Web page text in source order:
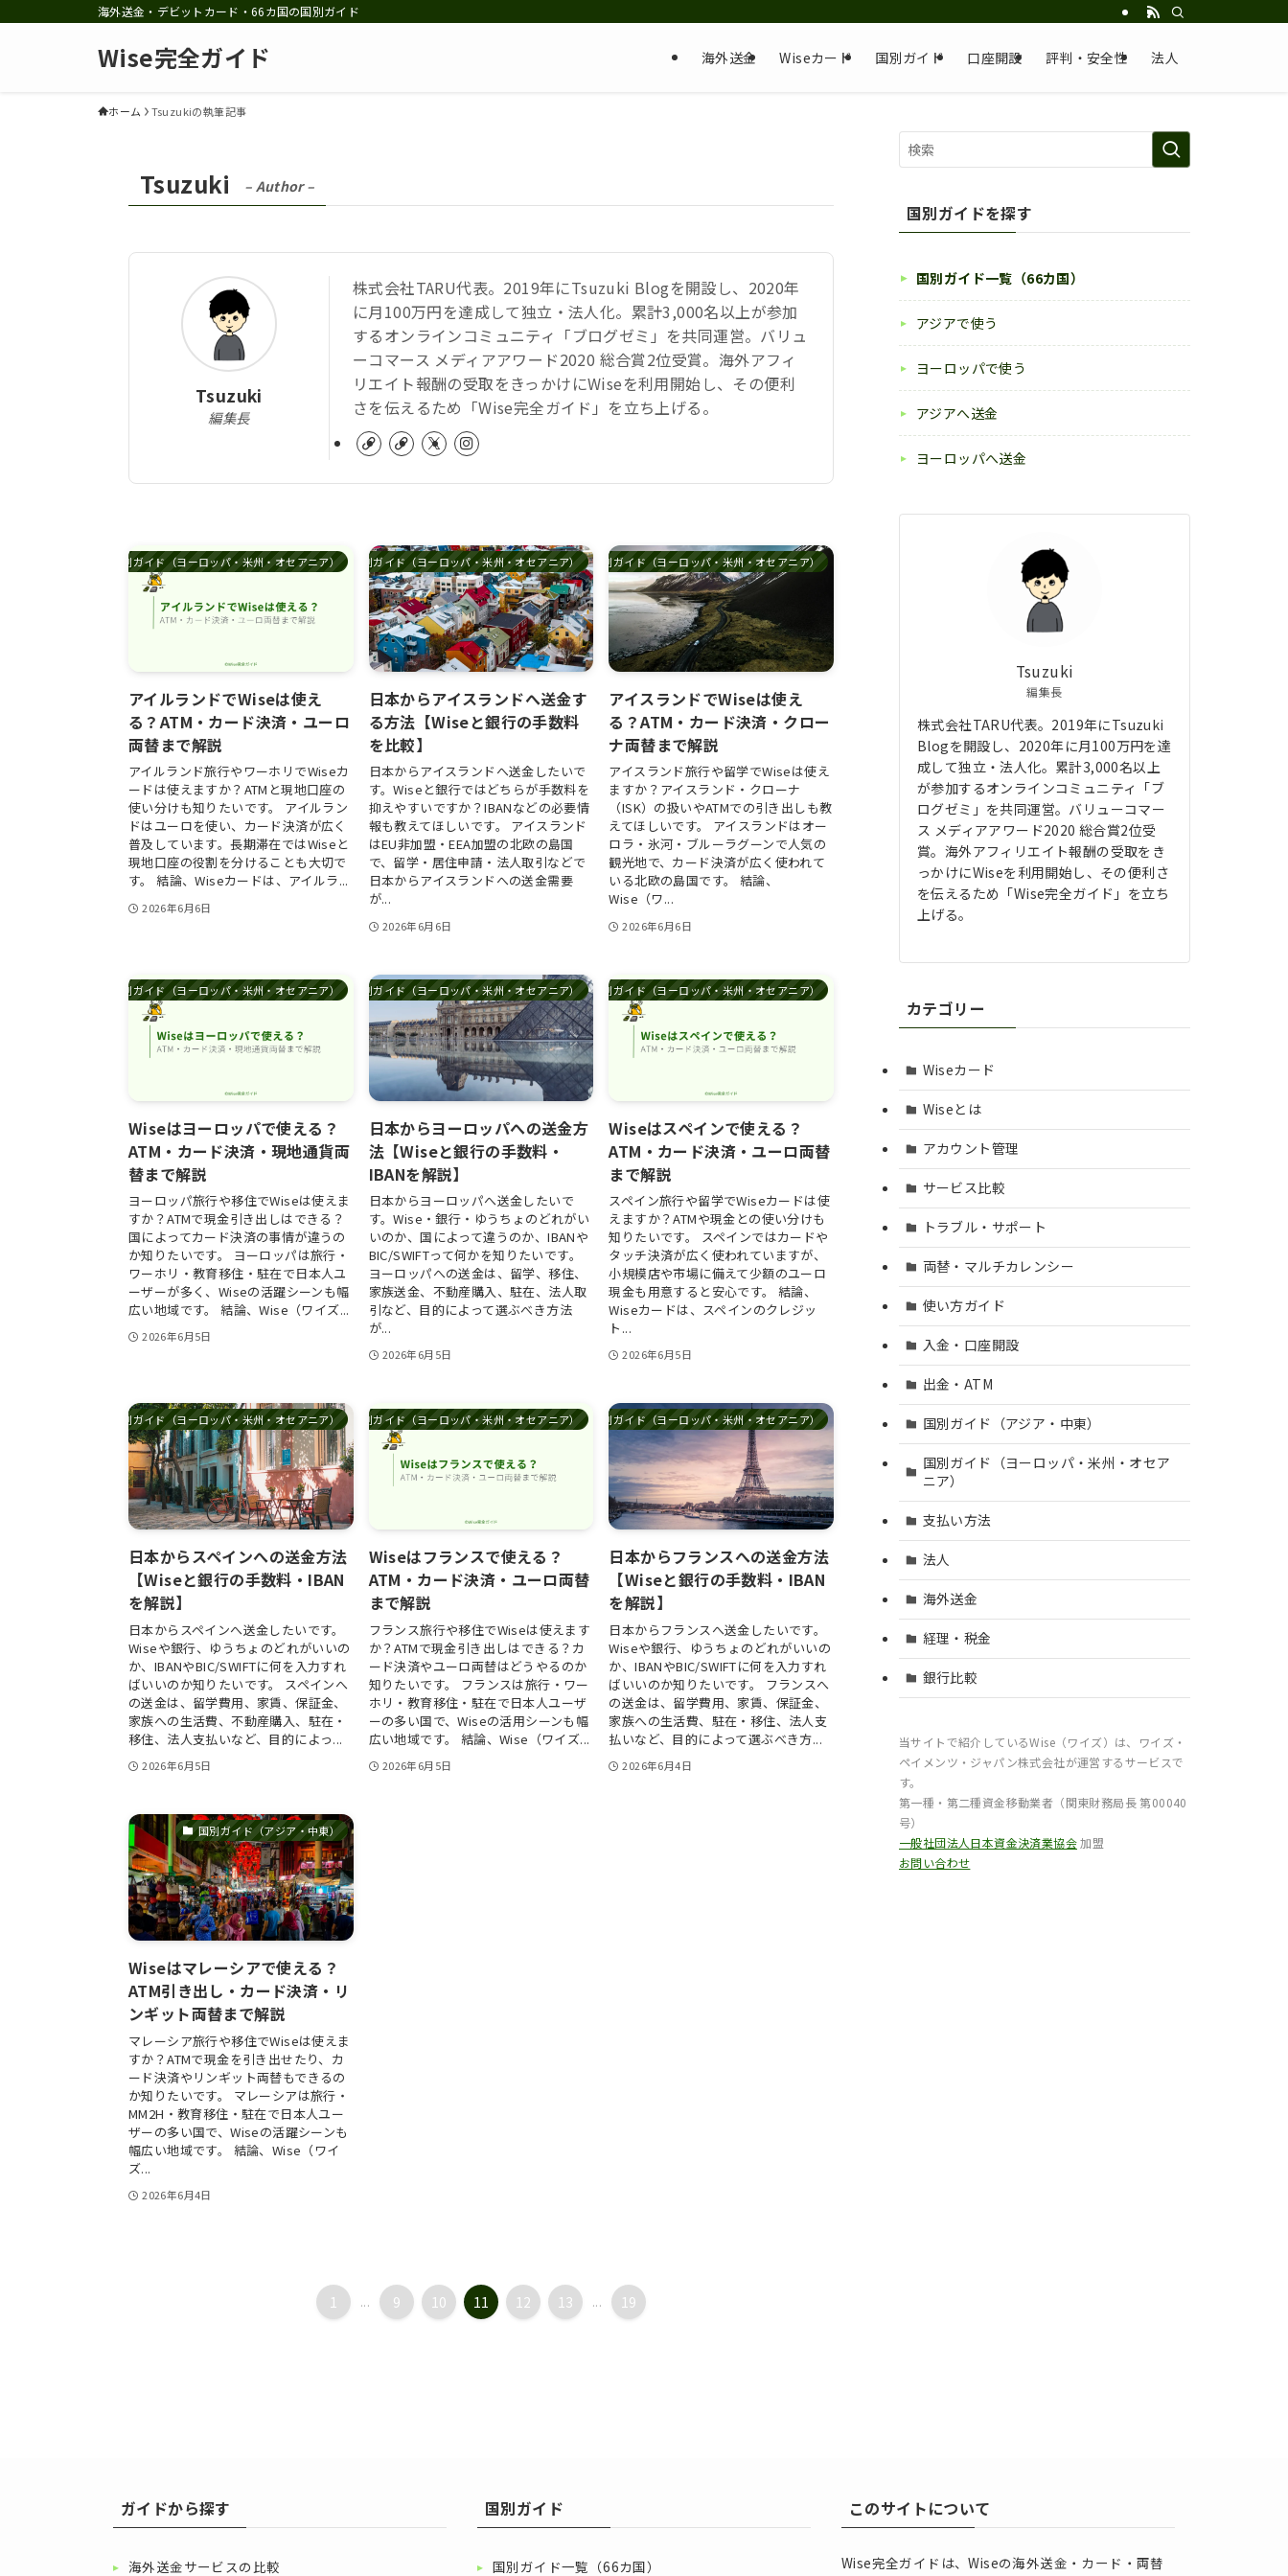
海外送金・デビットカード・66カ国の国別ガイド
Wise完全ガイド 海外送金 Wiseカード 国別ガイド 口座開設 評判・安全性 法人
ホーム Tsuzukiの執筆記事
Tsuzuki – Author –
Tsuzuki
編集長
株式会社TARU代表。2019年にTsuzuki Blogを開設し、2020年
に月100万円を達成して独立・法人化。累計3,000名以上が参加
するオンラインコミュニティ「ブログゼミ」を共同運営。バリュ
ーコマース メディアアワード2020 総合賞2位受賞。海外アフィ
リエイト報酬の受取をきっかけにWiseを利用開始し、その便利
さを伝えるため「Wise完全ガイド」を立ち上げる。
国別ガイド（ヨーロッパ・米州・オセアニア）
アイルランドでWiseは使え
る？ATM・カード決済・ユーロ
両替まで解説
アイルランド旅行やワーホリでWiseカ
ードは使えますか？ATMと現地口座の
使い分けも知りたいです。 アイルラン
ドはユーロを使い、カード決済が広く
普及しています。長期滞在ではWiseと
現地口座の役割を分けることも大切で
す。 結論、Wiseカードは、アイルラ...
2026年6月6日
国別ガイド（ヨーロッパ・米州・オセアニア）
日本からアイスランドへ送金す
る方法【Wiseと銀行の手数料
を比較】
日本からアイスランドへ送金したいで
す。Wiseと銀行ではどちらが手数料を
抑えやすいですか？IBANなどの必要情
報も教えてほしいです。 アイスランド
はEU非加盟・EEA加盟の北欧の島国
で、留学・居住申請・法人取引などで
日本からアイスランドへの送金需要
が...
2026年6月6日
国別ガイド（ヨーロッパ・米州・オセアニア）
アイスランドでWiseは使え
る？ATM・カード決済・クロー
ナ両替まで解説
アイスランド旅行や留学でWiseは使え
ますか？アイスランド・クローナ
（ISK）の扱いやATMでの引き出しも教
えてほしいです。 アイスランドはオー
ロラ・氷河・ブルーラグーンで人気の
観光地で、カード決済が広く使われて
いる北欧の島国です。 結論、
Wise（ワ...
2026年6月6日
国別ガイド（ヨーロッパ・米州・オセアニア）
Wiseはヨーロッパで使える？
ATM・カード決済・現地通貨両
替まで解説
ヨーロッパ旅行や移住でWiseは使えま
すか？ATMで現金引き出しはできる？
国によってカード決済の事情が違うの
か知りたいです。 ヨーロッパは旅行・
ワーホリ・教育移住・駐在で日本人ユ
ーザーが多く、Wiseの活躍シーンも幅
広い地域です。 結論、Wise（ワイズ...
2026年6月5日
国別ガイド（ヨーロッパ・米州・オセアニア）
日本からヨーロッパへの送金方
法【Wiseと銀行の手数料・
IBANを解説】
日本からヨーロッパへ送金したいで
す。Wise・銀行・ゆうちょのどれがい
いのか、国によって違うのか、IBANや
BIC/SWIFTって何かを知りたいです。
ヨーロッパへの送金は、留学、移住、
家族送金、不動産購入、駐在、法人取
引など、目的によって選ぶべき方法
が...
2026年6月5日
国別ガイド（ヨーロッパ・米州・オセアニア）
Wiseはスペインで使える？
ATM・カード決済・ユーロ両替
まで解説
スペイン旅行や留学でWiseカードは使
えますか？ATMや現金との使い分けも
知りたいです。 スペインではカードや
タッチ決済が広く使われていますが、
小規模店や市場に備えて少額のユーロ
現金も用意すると安心です。 結論、
Wiseカードは、スペインのクレジッ
ト...
2026年6月5日
国別ガイド（ヨーロッパ・米州・オセアニア）
日本からスペインへの送金方法
【Wiseと銀行の手数料・IBAN
を解説】
日本からスペインへ送金したいです。
Wiseや銀行、ゆうちょのどれがいいの
か、IBANやBIC/SWIFTに何を入力すれ
ばいいのか知りたいです。 スペインへ
の送金は、留学費用、家賃、保証金、
家族への生活費、不動産購入、駐在・
移住、法人支払いなど、目的によっ...
2026年6月5日
国別ガイド（ヨーロッパ・米州・オセアニア）
Wiseはフランスで使える？
ATM・カード決済・ユーロ両替
まで解説
フランス旅行や移住でWiseは使えます
か？ATMで現金引き出しはできる？カ
ード決済やユーロ両替はどうやるのか
知りたいです。 フランスは旅行・ワー
ホリ・教育移住・駐在で日本人ユーザ
ーの多い国で、Wiseの活用シーンも幅
広い地域です。 結論、Wise（ワイズ...
2026年6月5日
国別ガイド（ヨーロッパ・米州・オセアニア）
日本からフランスへの送金方法
【Wiseと銀行の手数料・IBAN
を解説】
日本からフランスへ送金したいです。
Wiseや銀行、ゆうちょのどれがいいの
か、IBANやBIC/SWIFTに何を入力すれ
ばいいのか知りたいです。 フランスへ
の送金は、留学費用、家賃、保証金、
家族への生活費、駐在・移住、法人支
払いなど、目的によって選ぶべき方...
2026年6月4日
国別ガイド（アジア・中東）
Wiseはマレーシアで使える？
ATM引き出し・カード決済・リ
ンギット両替まで解説
マレーシア旅行や移住でWiseは使えま
すか？ATMで現金を引き出せたり、カ
ード決済やリンギット両替もできるの
か知りたいです。 マレーシアは旅行・
MM2H・教育移住・駐在で日本人ユー
ザーの多い国で、Wiseの活躍シーンも
幅広い地域です。 結論、Wise（ワイ
ズ...
2026年6月4日
1 ... 9 10 11 12 13 ... 19
国別ガイドを探す
国別ガイド一覧（66カ国）
アジアで使う
ヨーロッパで使う
アジアへ送金
ヨーロッパへ送金
Tsuzuki
編集長
株式会社TARU代表。2019年にTsuzuki
Blogを開設し、2020年に月100万円を達
成して独立・法人化。累計3,000名以上
が参加するオンラインコミュニティ「ブ
ログゼミ」を共同運営。バリューコマー
ス メディアアワード2020 総合賞2位受
賞。海外アフィリエイト報酬の受取をき
っかけにWiseを利用開始し、その便利さ
を伝えるため「Wise完全ガイド」を立ち
上げる。
カテゴリー
Wiseカード
Wiseとは
アカウント管理
サービス比較
トラブル・サポート
両替・マルチカレンシー
使い方ガイド
入金・口座開設
出金・ATM
国別ガイド（アジア・中東）
国別ガイド（ヨーロッパ・米州・オセア
ニア）
支払い方法
法人
海外送金
経理・税金
銀行比較
当サイトで紹介しているWise（ワイズ）は、ワイズ・
ペイメンツ・ジャパン株式会社が運営するサービスで
す。
第一種・第二種資金移動業者（関東財務局長 第00040
号）
一般社団法人日本資金決済業協会加盟
お問い合わせ
ガイドから探す
海外送金サービスの比較
国別ガイド
国別ガイド一覧（66カ国）
このサイトについて
Wise完全ガイドは、Wiseの海外送金・カード・両替